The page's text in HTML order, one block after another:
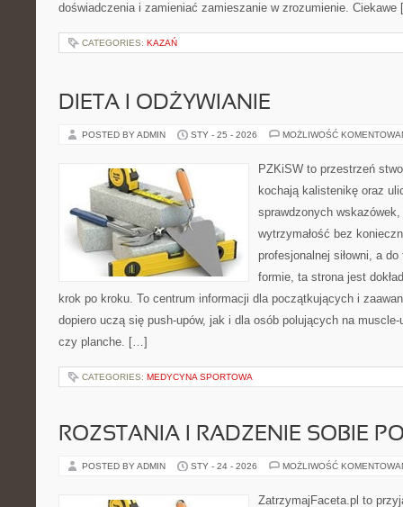
doświadczenia i zamieniać zamieszanie w zrozumienie.
CATEGORIES: KAZAŃ
DIETA I ODŻYWIANIE
POSTED BY ADMIN STY - 25 - 2026 MOŻLIWOŚĆ
PZKiSW to przestrzeń
kochają kalistenikę oraz
sprawdzonych
wytrzymałość bez
profesjonalnej siłowni, a
formie, ta strona jest
krok po kroku. To centrum informacji dla początkujących i
dopiero uczą się push-upów, jak i dla osób polujących na
czy planche. […]
CATEGORIES: MEDYCYNA SPORTOWA
ROZSTANIA I RADZENIE SOBIE
POSTED BY ADMIN STY - 24 - 2026 MOŻLIWOŚĆ
ZatrzymajFaceta.pl to